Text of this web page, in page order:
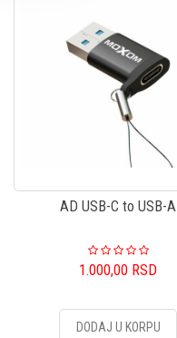
AD USB-C to USB-A
1.000,00 RSD
DODAJ U KORPU